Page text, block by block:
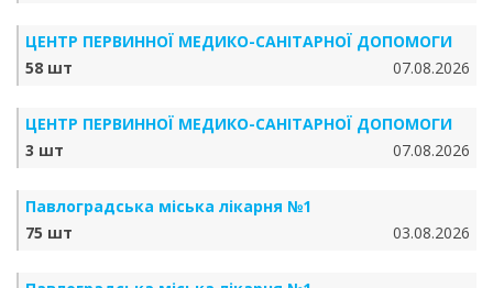
ЦЕНТР ПЕРВИННОЇ МЕДИКО-САНІТАРНОЇ ДОПОМОГИ
58 шт
07.08.2026
ЦЕНТР ПЕРВИННОЇ МЕДИКО-САНІТАРНОЇ ДОПОМОГИ
3 шт
07.08.2026
Павлоградська міська лікарня №1
75 шт
03.08.2026